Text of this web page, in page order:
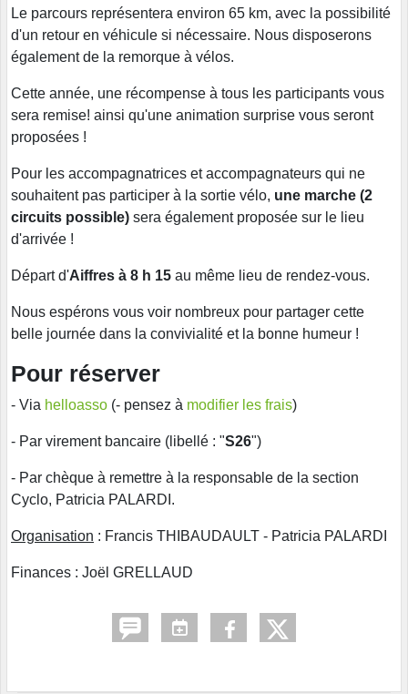
Le parcours représentera environ 65 km, avec la possibilité
d'un retour en véhicule si nécessaire. Nous disposerons
également de la remorque à vélos.
Cette année, une récompense à tous les participants vous
sera remise! ainsi qu'une animation surprise vous seront
proposées !
Pour les accompagnatrices et accompagnateurs qui ne
souhaitent pas participer à la sortie vélo, une marche (2
circuits possible) sera également proposée sur le lieu
d'arrivée !
Départ d'Aiffres à 8 h 15 au même lieu de rendez-vous.
Nous espérons vous voir nombreux pour partager cette
belle journée dans la convivialité et la bonne humeur !
Pour réserver
- Via helloasso (- pensez à modifier les frais)
- Par virement bancaire (libellé : "S26")
- Par chèque à remettre à la responsable de la section
Cyclo, Patricia PALARDI.
Organisation : Francis THIBAUDAULT - Patricia PALARDI
Finances : Joël GRELLAUD